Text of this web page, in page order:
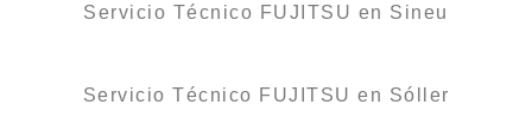
Servicio Técnico FUJITSU en Sineu
Servicio Técnico FUJITSU en Sóller